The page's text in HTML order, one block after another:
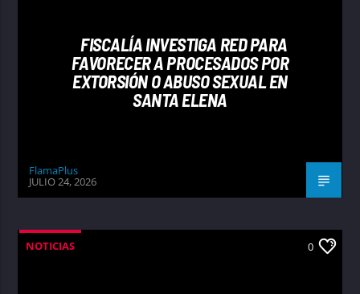
FISCALÍA INVESTIGA RED PARA
FAVORECER A PROCESADOS POR
EXTORSIÓN O ABUSO SEXUAL EN
SANTA ELENA
FlamaPlus
JULIO 24, 2026
NOTICIAS 0